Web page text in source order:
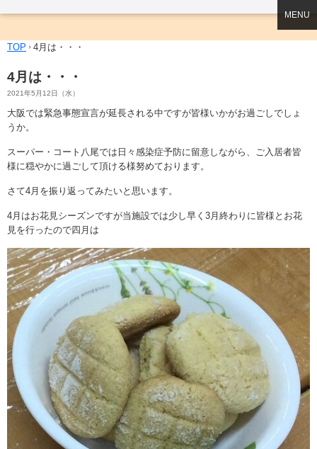
MENU
TOP 4月は・・・
4月は・・・
2021年5月12日（水）
大阪では緊急事態宣言が延長される中ですが皆様いかがお過ごしでしょ
うか。
スーパー・コート八尾では日々感染症予防に留意しながら、ご入居者皆
様に穏やかに過ごして頂ける様努めております。
さて4月を振り返ってみたいと思います。
4月はお花見シーズンですが当施設では少し早く3月終わりに皆様とお花
見を行ったので四月は